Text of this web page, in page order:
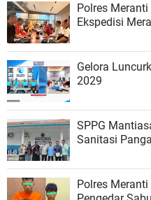
Polres
Ekspedisi
Gelora
2029
SPPG
Sanitasi
Polres